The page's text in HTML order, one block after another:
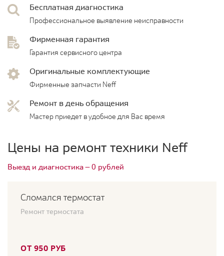
Бесплатная диагностика
Профессиональное выявление неисправности
Фирменная гарантия
Гарантия сервисного центра
Оригинальные комплектующие
Фирменные запчасти Neff
Ремонт в день обращения
Мастер приедет в удобное для Вас время
Цены на ремонт техники Neff
Выезд и диагностика — 0 рублей
Сломался термостат
Ремонт термостата
ОТ 950 РУБ